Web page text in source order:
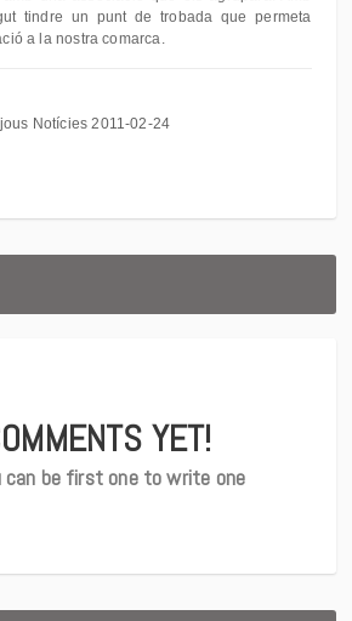
tindre un punt de trobada que permeta
a la nostra comarca.
Notícies 2011-02-24
YET!
can be first one to write one